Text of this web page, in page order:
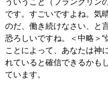
ういうこと（フランクリン
です。すごいですよね。気
のだ、働き続けなさい、と
恐ろしいですね。＜中略＞
ことによって、あなたは神
れていると確信できるかも
ています。